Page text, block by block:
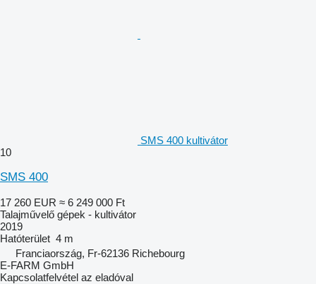
SMS 400 kultivátor
10
SMS 400
17 260 EUR ≈ 6 249 000 Ft
Talajművelő gépek - kultivátor
2019
Hatóterület 4 m
Franciaország, Fr-62136 Richebourg
E-FARM GmbH
Kapcsolatfelvétel az eladóval